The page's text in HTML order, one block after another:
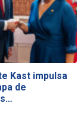
Kast impulsa
de